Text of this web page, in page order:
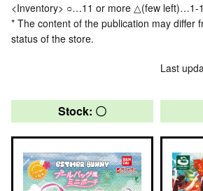
<Inventory> ○…11 or more △(few left)…1-
* The content of the publication may differ
status of the store.
Last
Stock: 〇